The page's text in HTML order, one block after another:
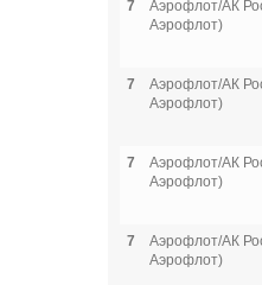
7
Аэрофлот/АК
Аэрофлот)
7
Аэрофлот/АК
Аэрофлот)
7
Аэрофлот/АК
Аэрофлот)
7
Аэрофлот/АК
Аэрофлот)